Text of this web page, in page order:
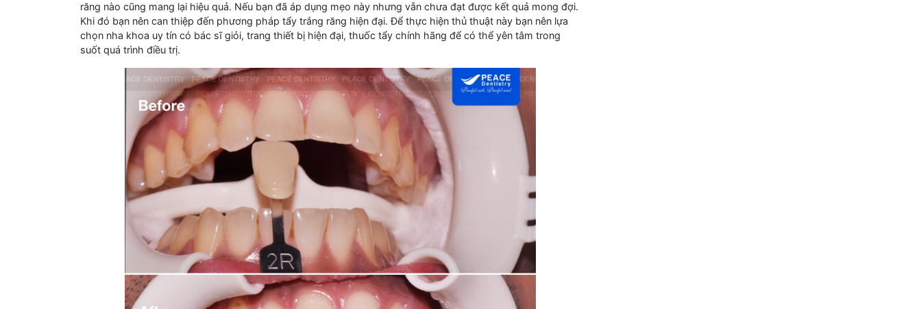
răng nào cũng mang lại hiệu quả. Nếu bạn đã áp dụng mẹo này nhưng vẫn chưa đạt được kết quả mong đợi.
Khi đó bạn nên can thiệp đến phương pháp tẩy trắng răng hiện đại. Để thực hiện thủ thuật này bạn nên lựa
chọn nha khoa uy tín có bác sĩ giỏi, trang thiết bị hiện đại, thuốc tẩy chính hãng để có thể yên tâm trong
suốt quá trình điều trị.